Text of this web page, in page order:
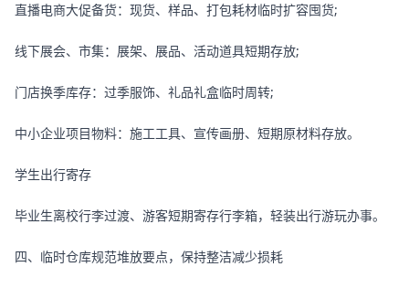
直播电商大促备货：现货、样品、打包耗材临时扩容囤货;
线下展会、市集：展架、展品、活动道具短期存放;
门店换季库存：过季服饰、礼品礼盒临时周转;
中小企业项目物料：施工工具、宣传画册、短期原材料存放。
学生出行寄存
毕业生离校行李过渡、游客短期寄存行李箱，轻装出行游玩办事。
四、临时仓库规范堆放要点，保持整洁减少损耗